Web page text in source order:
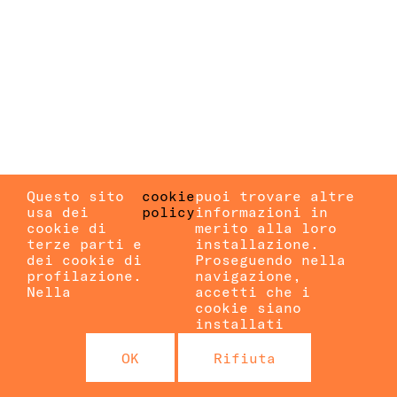
Questo sito
usa dei
cookie di
terze parti e
dei cookie di
profilazione.
Nella
cookie
policy
puoi trovare altre
informazioni in
merito alla loro
installazione.
Proseguendo nella
navigazione,
accetti che i
cookie siano
installati
OK Rifiuta